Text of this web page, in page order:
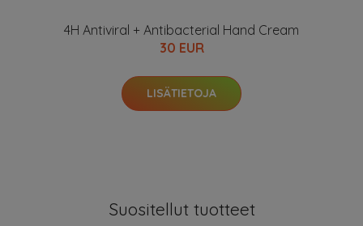
4H Antiviral + Antibacterial Hand Cream
30 EUR
LISÄTIETOJA
Suositellut tuotteet